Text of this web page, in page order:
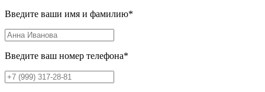
Введите ваши имя и фамилию*
Введите ваш номер телефона*